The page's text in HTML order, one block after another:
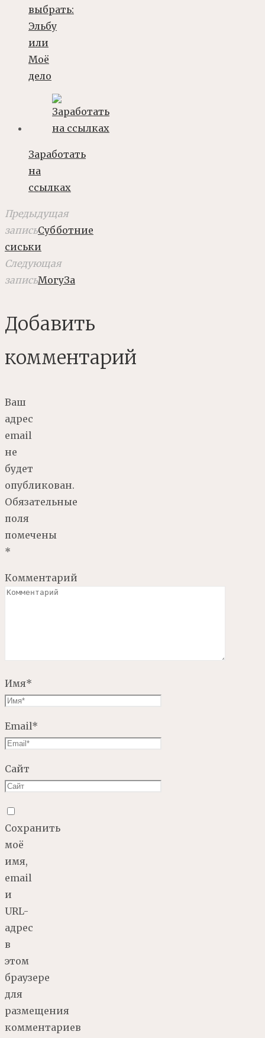
выбрать:
Эльбу
или
Моё
дело
Заработать
на
ссылках
Предыдущая
записьСубботние
сиськи
Следующая
записьМогуЗа
Добавить
комментарий
Ваш
адрес
email
не
будет
опубликован.
Обязательные
поля
помечены
*
Комментарий
Имя*
Email*
Сайт
Сохранить
моё
имя,
email
и
URL-
адрес
в
этом
браузере
для
размещения
комментариев